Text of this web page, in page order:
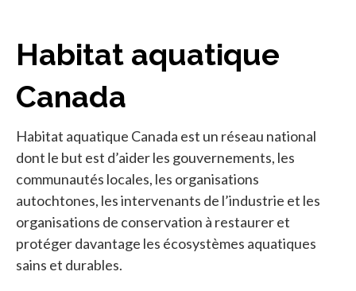
Habitat aquatique
Canada
Habitat aquatique Canada est un réseau national
dont le but est d’aider les gouvernements, les
communautés locales, les organisations
autochtones, les intervenants de l’industrie et les
organisations de conservation à restaurer et
protéger davantage les écosystèmes aquatiques
sains et durables.